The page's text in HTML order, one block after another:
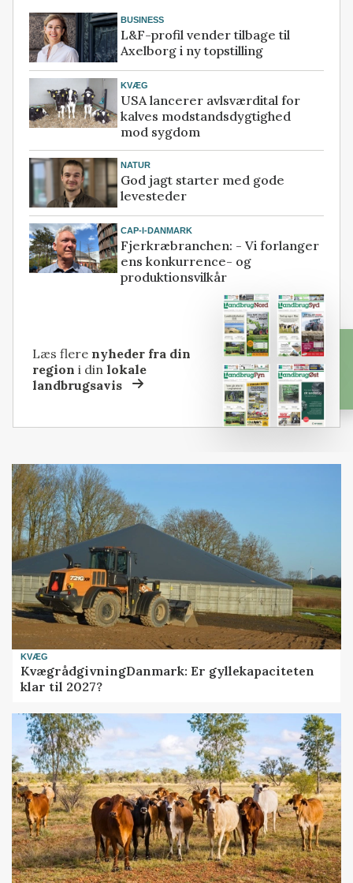
BUSINESS
L&F-profil vender tilbage til
Axelborg i ny topstilling
KVÆG
USA lancerer avlsværdital for
kalves modstandsdygtighed
mod sygdom
NATUR
God jagt starter med gode
levesteder
CAP-I-DANMARK
Fjerkræbranchen: - Vi forlanger
ens konkurrence- og
produktionsvilkår
Læs flere nyheder fra din
region i dinlokale
landbrugsavis
KVÆG
KvægrådgivningDanmark: Er gyllekapaciteten
klar til 2027?